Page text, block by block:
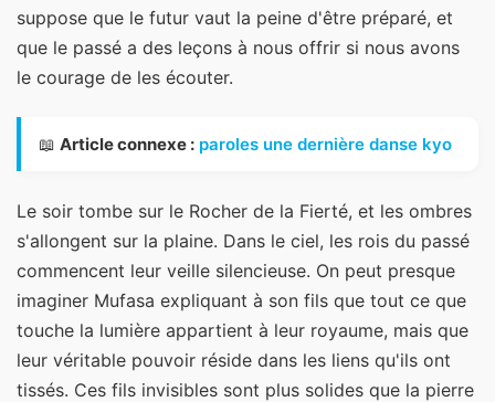
suppose que le futur vaut la peine d'être préparé, et
que le passé a des leçons à nous offrir si nous avons
le courage de les écouter.
📖 Article connexe : paroles une dernière danse kyo
Le soir tombe sur le Rocher de la Fierté, et les ombres
s'allongent sur la plaine. Dans le ciel, les rois du passé
commencent leur veille silencieuse. On peut presque
imaginer Mufasa expliquant à son fils que tout ce que
touche la lumière appartient à leur royaume, mais que
leur véritable pouvoir réside dans les liens qu'ils ont
tissés. Ces fils invisibles sont plus solides que la pierre